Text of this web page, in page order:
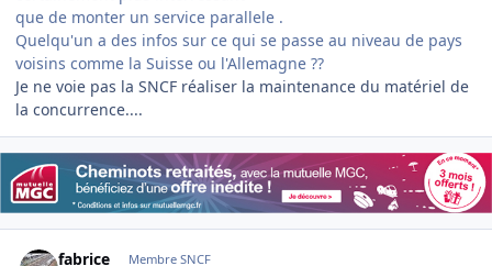
que de monter un service parallele .
Quelqu'un a des infos sur ce qui se passe au niveau de pays
voisins comme la Suisse ou l'Allemagne ??
Je ne voie pas la SNCF réaliser la maintenance du matériel de
la concurrence....
fabrice Membre SNCF